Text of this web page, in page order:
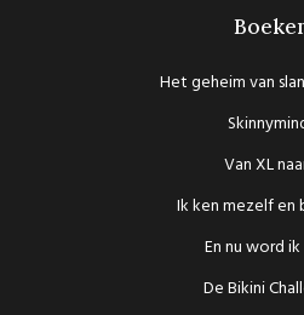
Het geheim van
Van XL
Ik ken mezelf en
En nu word ik
De Bikini